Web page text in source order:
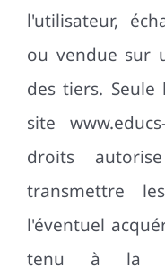
l'utilisateur,
ou vendue sur
des tiers.
site
droits
transmettre
l'éventuel
tenu à la